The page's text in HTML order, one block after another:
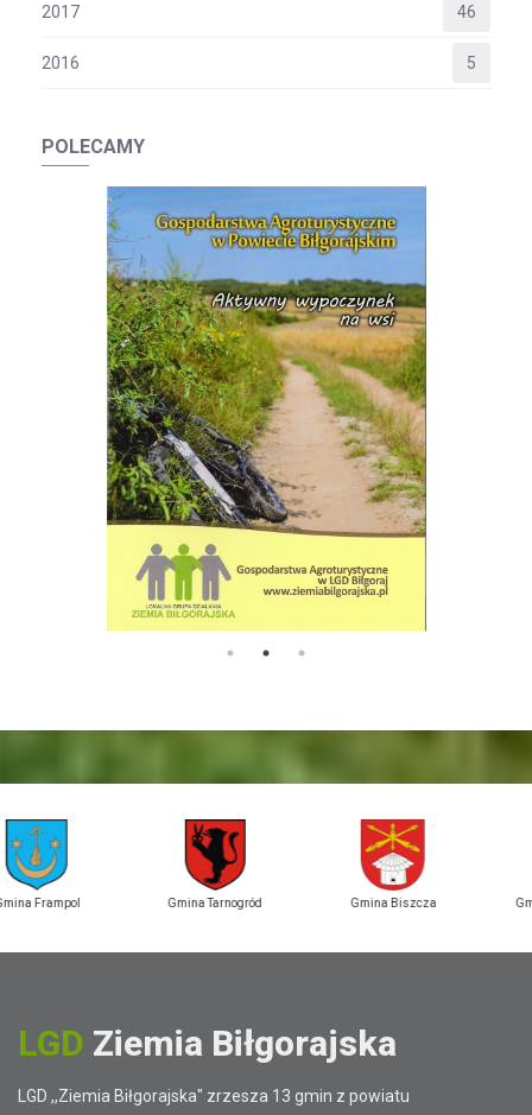
2017 46
2016 5
POLECAMY
Gmina Tarnogród Gmina Biszcza Gmina Aleksandrów
LGD Ziemia Biłgorajska
LGD ,,Ziemia Biłgorajska" zrzesza 13 gmin z powiatu